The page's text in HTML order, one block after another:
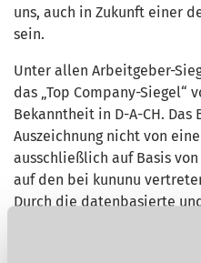
uns, auch in Zukunft einer
sein.
Unter allen Arbeitgeber-
das „Top Company-Siegel“
Bekanntheit in D-A-CH.
Auszeichnung nicht von
ausschließlich auf Basis
auf den bei kununu
Durch die datenbasierte
Siegels gewährleistet die
authentische Bewertung